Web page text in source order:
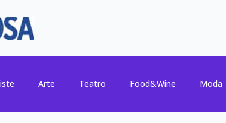
Arte Teatro Food&Wine Moda